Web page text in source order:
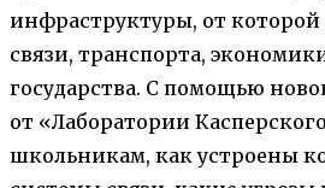
инфраструктуры, от которой
связи, транспорта,
государства. С помощью
от «Лаборатории
школьникам, как устроены